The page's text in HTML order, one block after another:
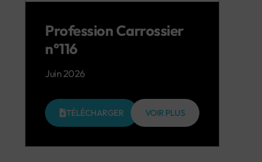
Profession Carrossier
n°116
Juin 2026
TÉLÉCHARGER VOIR PLUS